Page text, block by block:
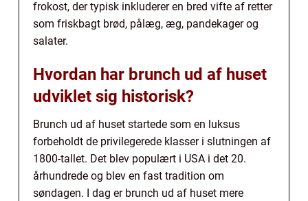
frokost, der typisk inkluderer en bred vifte af retter
som friskbagt brød, pålæg, æg, pandekager og
salater.
Hvordan har brunch ud af huset
udviklet sig historisk?
Brunch ud af huset startede som en luksus
forbeholdt de privilegerede klasser i slutningen af
1800-tallet. Det blev populært i USA i det 20.
århundrede og blev en fast tradition om
søndagen. I dag er brunch ud af huset mere